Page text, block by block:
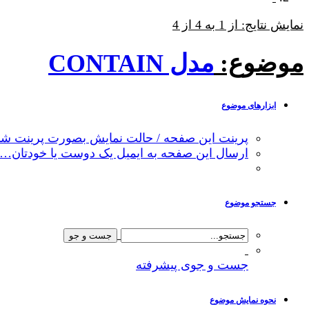
نمایش نتایج: از 1 به 4 از 4
موضوع: مدل CONTAIN
ابزارهای موضوع
پرینت این صفحه / حالت نمایش بصورت پرینت
ارسال این صفحه به ایمیل یک دوست یا خودتان…
جستجو موضوع
جست و جوی پیشرفته
نحوه نمایش موضوع